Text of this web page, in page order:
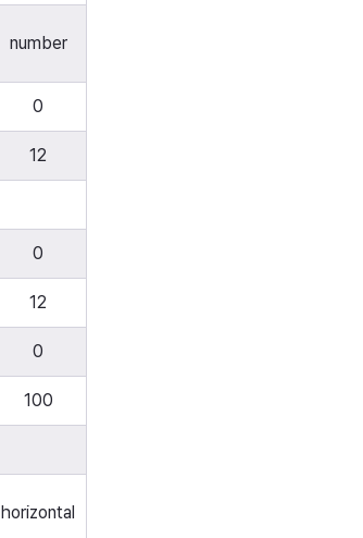
number
0
12
0
12
0
100
horizontal